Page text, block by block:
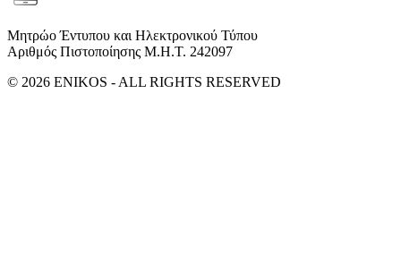
Μητρώο Έντυπου και Ηλεκτρονικού Τύπου
Αριθμός Πιστοποίησης Μ.Η.Τ. 242097
© 2026 ENIKOS - ALL RIGHTS RESERVED